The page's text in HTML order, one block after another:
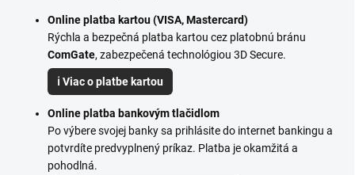
Online platba kartou (VISA, Mastercard)
Rýchla a bezpečná platba kartou cez platobnú bránu
ComGate, zabezpečená technológiou 3D Secure.
ℹ️ Viac o platbe kartou
Online platba bankovým tlačidlom
Po výbere svojej banky sa prihlásite do internet bankingu a
potvrdíte predvyplnený príkaz. Platba je okamžitá a
pohodlná.